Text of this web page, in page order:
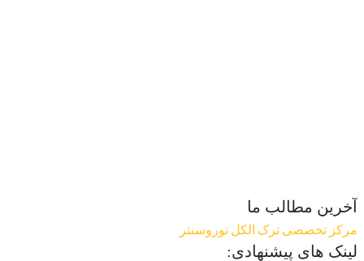
آخرین مطالب ما
مرکز تخصصی ترک الکل نوروسنتر
لینک های پیشنهادی: